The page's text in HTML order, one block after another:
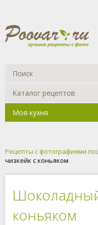
Каталог рецептов
Моя кухня
Рецепты с фотографиями
чизкейк с коньяком
коньяком